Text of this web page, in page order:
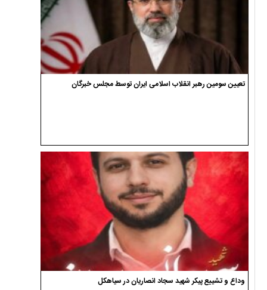
تعیین سومین رهبر انقلاب اسلامی ایران توسط مجلس خبرگان
وداع و تشییع پیکر شهید سجاد انصاریان در سیاهکل